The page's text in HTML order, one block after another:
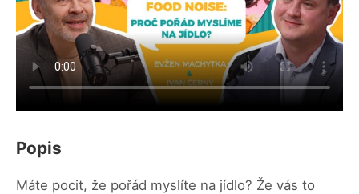
Popis
Máte pocit, že pořád myslíte na jídlo? Že vás to